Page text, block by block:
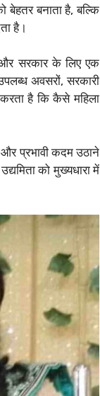
बेहतर बनाता है, बल्कि
है।
सरकार के लिए एक
अवसरों, सरकारी
है कि कैसे महिला
प्रभावी कदम उठाने
को मुख्यधारा में